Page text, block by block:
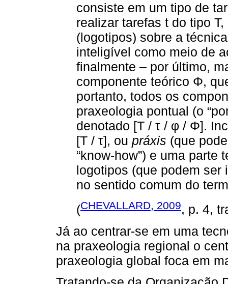
consiste em um tipo de
realizar tarefas t do tipo
(logotipos) sobre a
inteligível como meio de
finalmente – por último,
componente teórico Φ,
portanto, todos os
praxeologia pontual (o
denotado [T / τ / φ / Φ].
[T / τ], ou práxis (que
“know-how”) e uma
logotipos (que podem ser
no sentido comum do
(CHEVALLARD, 2009, p. 4,
Já ao centrar-se em uma
na praxeologia regional o
praxeologia global foca em